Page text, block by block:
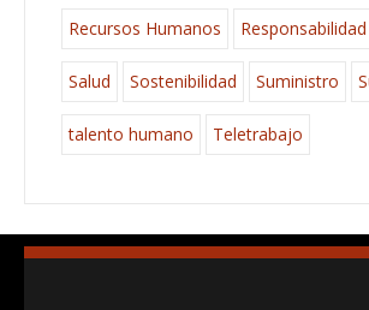
Recursos Humanos
Salud Sostenibilidad Suministro
talento humano Teletrabajo